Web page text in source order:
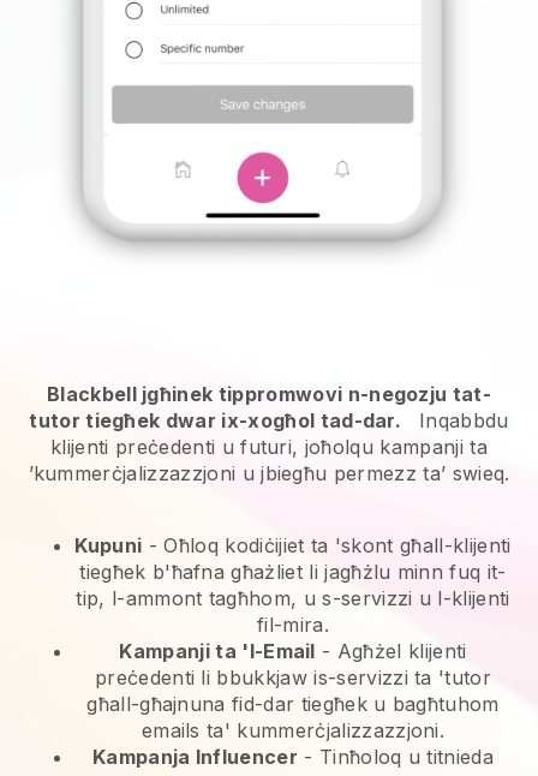
Blackbell jgħinek tippromwovi n-negozju tat-
tutor tiegħek dwar ix-xogħol tad-dar.
Inqabbdu
klijenti preċedenti u futuri, joħolqu kampanji ta
’kummerċjalizzazzjoni u jbiegħu permezz ta’ swieq.
Kupuni - Oħloq kodiċijiet ta 'skont għall-klijenti
tiegħek b'ħafna għażliet li jagħżlu minn fuq it-
tip, l-ammont tagħhom, u s-servizzi u l-klijenti
fil-mira.
Kampanji ta 'l-Email - Agħżel klijenti
preċedenti li bbukkjaw is-servizzi ta 'tutor
għall-għajnuna fid-dar tiegħek u bagħtuhom
emails ta' kummerċjalizzazzjoni.
Kampanja Influencer - Tinħoloq u titnieda